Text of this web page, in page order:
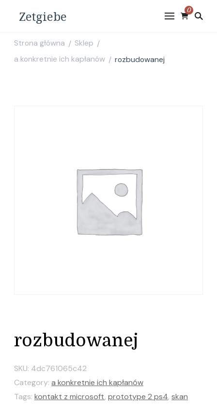
Zetgiebe 0
Strona główna / Sklep /
a konkretnie ich kapłanów / rozbudowanej
rozbudowanej
SKU: 4dc761065c42
Category: a konkretnie ich kapłanów
Tags: kontakt z microsoft, prototype 2 ps4, skan